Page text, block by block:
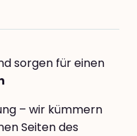
sorgen für einen
– wir kümmern
Seiten des